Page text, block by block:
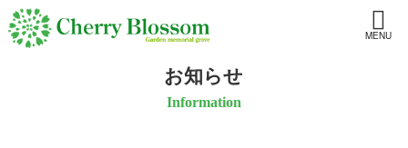
MENU
お知らせ
Information